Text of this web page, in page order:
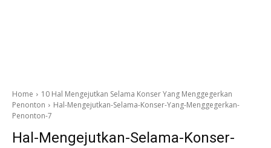
Home
10 Hal Mengejutkan Selama Konser Yang Menggegerkan
Penonton
Hal-Mengejutkan-Selama-Konser-Yang-Menggegerkan-
Penonton-7
Hal-Mengejutkan-Selama-Konser-